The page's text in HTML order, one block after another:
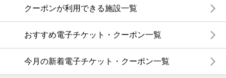
クーポンが利用できる施設一覧
おすすめ電子チケット・クーポン一覧
今月の新着電子チケット・クーポン一覧